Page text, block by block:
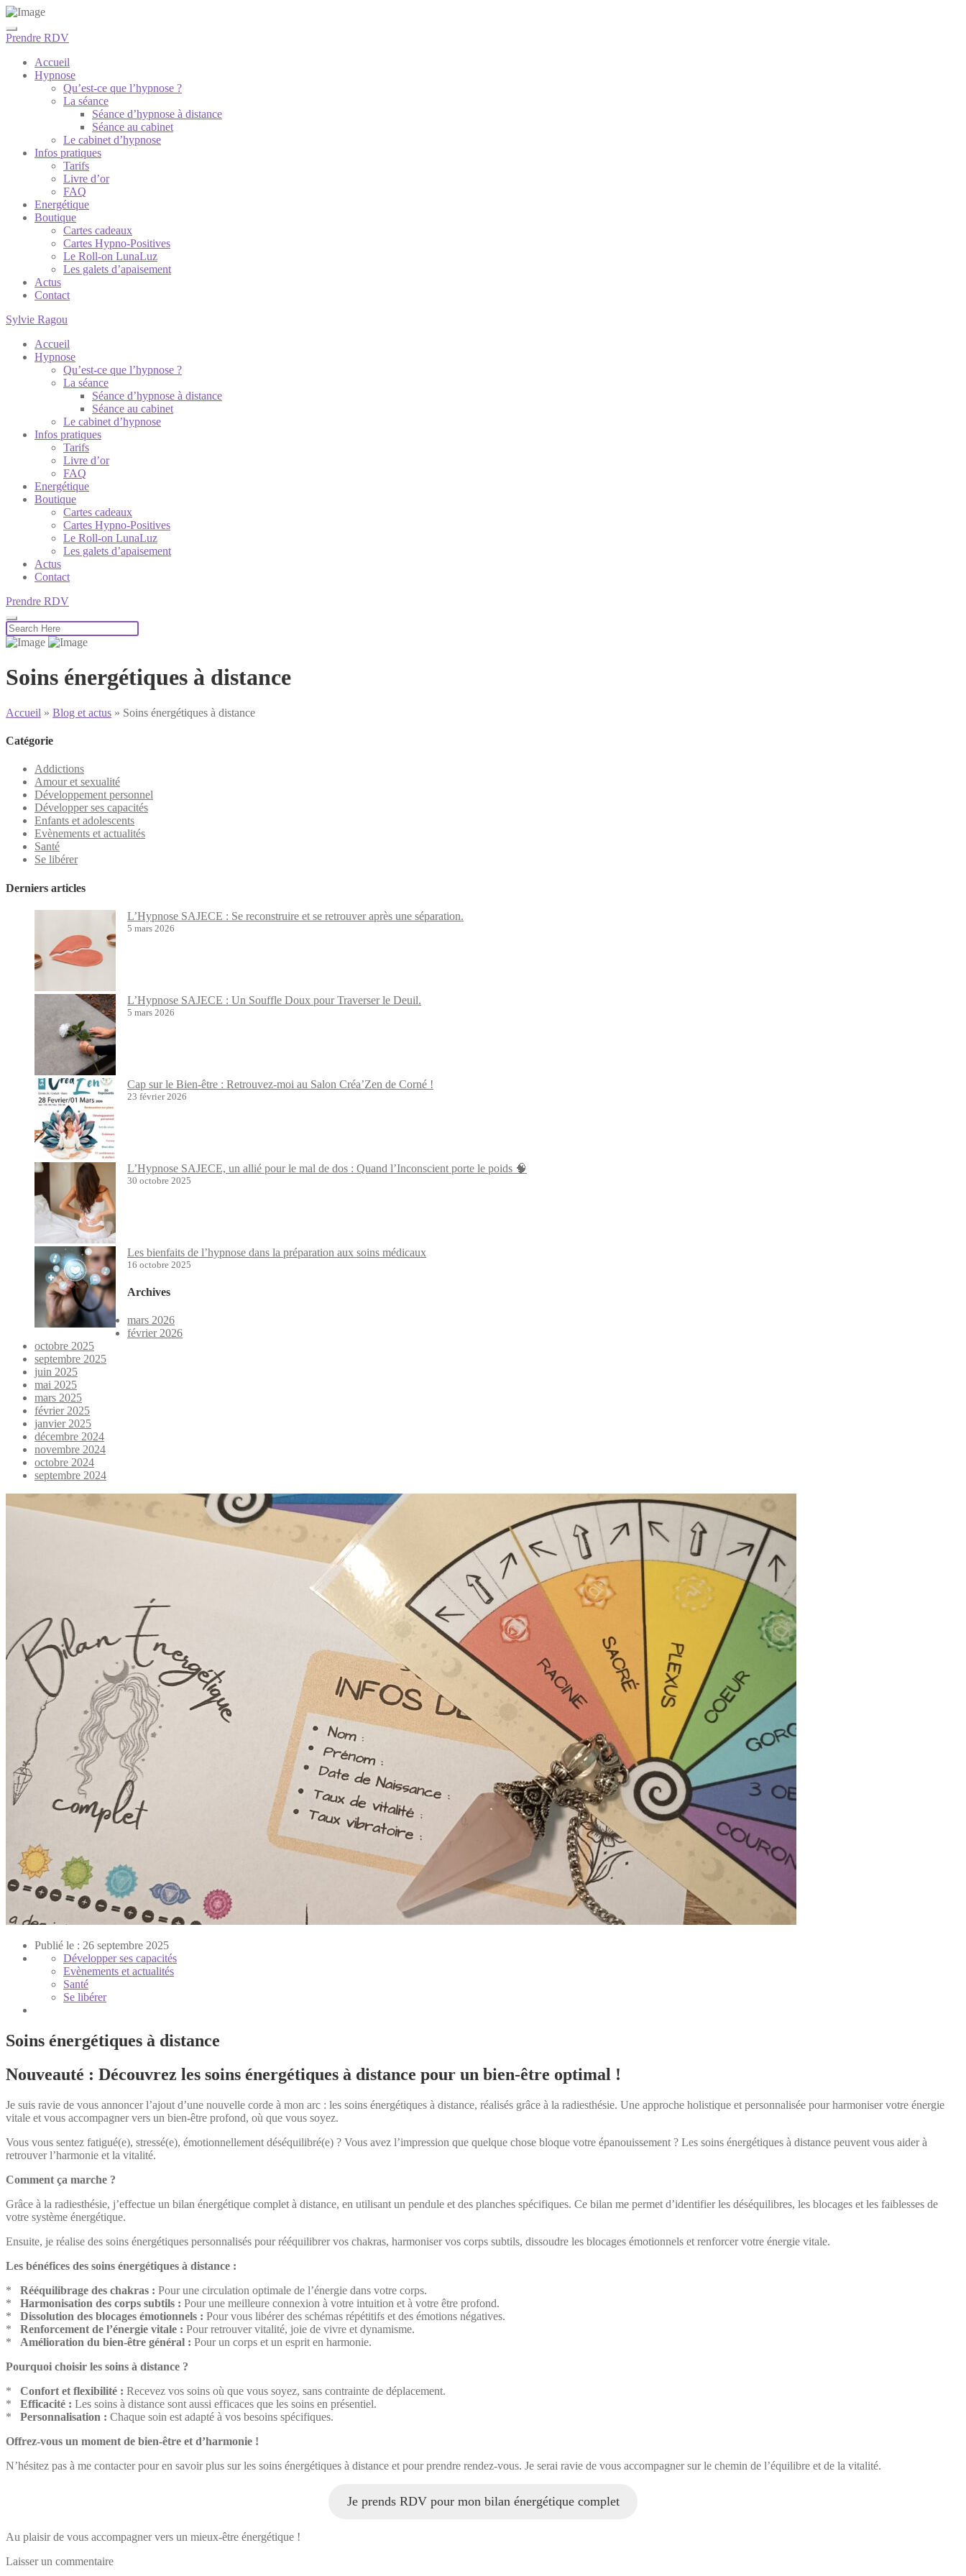
Prendre RDV
Accueil
Hypnose
Qu’est-ce que l’hypnose ?
La séance
Séance d’hypnose à distance
Séance au cabinet
Le cabinet d’hypnose
Infos pratiques
Tarifs
Livre d’or
FAQ
Energétique
Boutique
Cartes cadeaux
Cartes Hypno-Positives
Le Roll-on LunaLuz
Les galets d’apaisement
Actus
Contact
Sylvie Ragou
Accueil
Hypnose
Qu’est-ce que l’hypnose ?
La séance
Séance d’hypnose à distance
Séance au cabinet
Le cabinet d’hypnose
Infos pratiques
Tarifs
Livre d’or
FAQ
Energétique
Boutique
Cartes cadeaux
Cartes Hypno-Positives
Le Roll-on LunaLuz
Les galets d’apaisement
Actus
Contact
Prendre RDV
Soins énergétiques à distance
Accueil » Blog et actus » Soins énergétiques à distance
Catégorie
Addictions
Amour et sexualité
Développement personnel
Développer ses capacités
Enfants et adolescents
Evènements et actualités
Santé
Se libérer
Derniers articles
L’Hypnose SAJECE : Se reconstruire et se retrouver après une séparation.
5 mars 2026
L’Hypnose SAJECE : Un Souffle Doux pour Traverser le Deuil.
5 mars 2026
Cap sur le Bien-être : Retrouvez-moi au Salon Créa’Zen de Corné !
23 février 2026
L’Hypnose SAJECE, un allié pour le mal de dos : Quand l’Inconscient porte le poids 🧠
30 octobre 2025
Les bienfaits de l’hypnose dans la préparation aux soins médicaux
16 octobre 2025
Archives
mars 2026
février 2026
octobre 2025
septembre 2025
juin 2025
mai 2025
mars 2025
février 2025
janvier 2025
décembre 2024
novembre 2024
octobre 2024
septembre 2024
Publié le : 26 septembre 2025
Développer ses capacités
Evènements et actualités
Santé
Se libérer
Soins énergétiques à distance
Nouveauté : Découvrez les soins énergétiques à distance pour un bien-être optimal !
Je suis ravie de vous annoncer l’ajout d’une nouvelle corde à mon arc : les soins énergétiques à distance, réalisés grâce à la radiesthésie. Une approche holistique et personnalisée pour harmoniser votre énergie
vitale et vous accompagner vers un bien-être profond, où que vous soyez.
Vous vous sentez fatigué(e), stressé(e), émotionnellement déséquilibré(e) ? Vous avez l’impression que quelque chose bloque votre épanouissement ? Les soins énergétiques à distance peuvent vous aider à
retrouver l’harmonie et la vitalité.
Comment ça marche ?
Grâce à la radiesthésie, j’effectue un bilan énergétique complet à distance, en utilisant un pendule et des planches spécifiques. Ce bilan me permet d’identifier les déséquilibres, les blocages et les faiblesses de
votre système énergétique.
Ensuite, je réalise des soins énergétiques personnalisés pour rééquilibrer vos chakras, harmoniser vos corps subtils, dissoudre les blocages émotionnels et renforcer votre énergie vitale.
Les bénéfices des soins énergétiques à distance :
* Rééquilibrage des chakras : Pour une circulation optimale de l’énergie dans votre corps.
* Harmonisation des corps subtils : Pour une meilleure connexion à votre intuition et à votre être profond.
* Dissolution des blocages émotionnels : Pour vous libérer des schémas répétitifs et des émotions négatives.
* Renforcement de l’énergie vitale : Pour retrouver vitalité, joie de vivre et dynamisme.
* Amélioration du bien-être général : Pour un corps et un esprit en harmonie.
Pourquoi choisir les soins à distance ?
* Confort et flexibilité : Recevez vos soins où que vous soyez, sans contrainte de déplacement.
* Efficacité : Les soins à distance sont aussi efficaces que les soins en présentiel.
* Personnalisation : Chaque soin est adapté à vos besoins spécifiques.
Offrez-vous un moment de bien-être et d’harmonie !
N’hésitez pas à me contacter pour en savoir plus sur les soins énergétiques à distance et pour prendre rendez-vous. Je serai ravie de vous accompagner sur le chemin de l’équilibre et de la vitalité.
Je prends RDV pour mon bilan énergétique complet
Au plaisir de vous accompagner vers un mieux-être énergétique !
Laisser un commentaire